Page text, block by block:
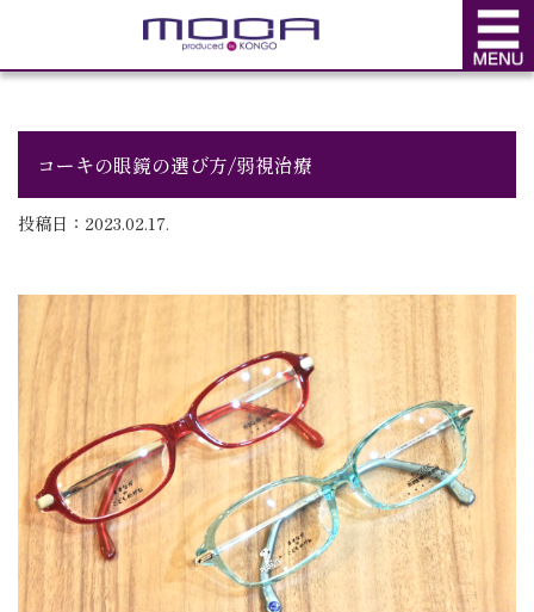
BLOG
コーキの眼鏡の選び方/弱視治療
投稿日：2023.02.17.